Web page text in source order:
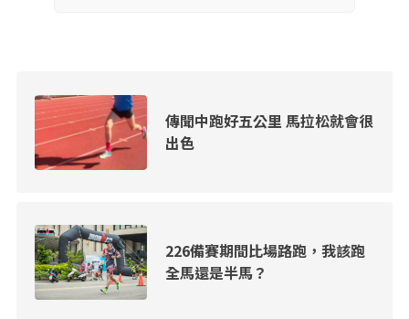
傳聞中跑好五公里 馬拉松就會很
出色
226備賽期間比場路跑，我該跑
全馬還是半馬？